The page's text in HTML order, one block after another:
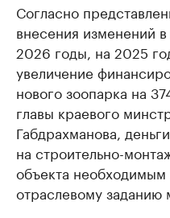
Согласно
внесения изменений
2026 годы, на 2025
увеличение
нового зоопарка на
главы краевого
Габдрахманова,
на строительно-
объекта
отраслевому заданию